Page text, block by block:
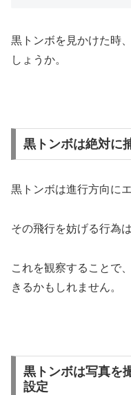
黒トンボを見かけた時
しょうか。
黒トンボは絶対に
黒トンボは進行方向に
その飛行を妨げる行為
これを観察することで
きるかもしれません。
黒トンボは写真を
設定